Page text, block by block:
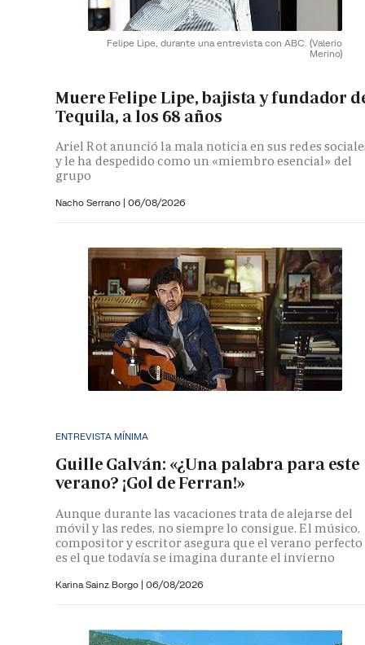
Felipe Lipe, durante una entrevista con ABC. (Valerio
Merino)
Muere Felipe Lipe, bajista y fundador
Tequila, a los 68 años
Ariel Rot anunció la mala noticia en sus redes
y le ha despedido como un «miembro esencial» del
grupo
Nacho Serrano | 06/08/2026
ENTREVISTA MÍNIMA
Guille Galván: «¿Una palabra para este
verano? ¡Gol de Ferran!»
Aunque durante las vacaciones trata de alejarse del
móvil y las redes, no siempre lo consigue. El músico,
compositor y escritor asegura que el verano perfecto
es el que todavía se imagina durante el invierno
Karina Sainz Borgo | 06/08/2026